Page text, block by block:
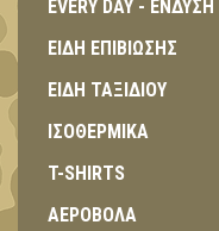
EVERY DAY - ΕΝΔΥΣΗ
ΕΙΔΗ ΕΠΙΒΙΩΣΗΣ
ΕΙΔΗ ΤΑΞΙΔΙΟΥ
ΙΣΟΘΕΡΜΙΚΑ
T-SHIRTS
ΑΕΡΟΒΟΛΑ